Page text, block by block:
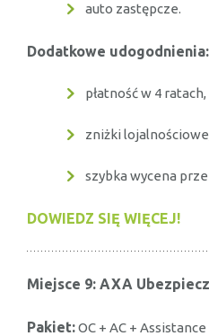
auto zastępcze.
Dodatkowe udogodnienia:
płatność w 4 ratach,
zniżki
szybka wycena
DOWIEDZ SIĘ WIĘCEJ!
Miejsce 9: AXA
Pakiet:OC + AC + Assistance